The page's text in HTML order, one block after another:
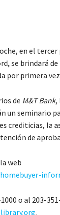
en el
se brindará
por primera
de M&T Bank,
un seminario
crediticias, la
de
web
o al 203-
.